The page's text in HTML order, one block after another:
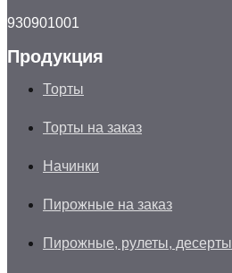
930901001
Продукция
Торты
Торты на заказ
Начинки
Пирожные на заказ
Пирожные, рулеты, десерты